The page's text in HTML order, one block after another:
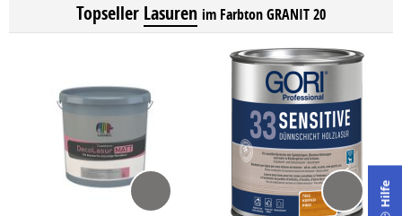
Topseller Lasuren im Farbton GRANIT 20
Hilfe